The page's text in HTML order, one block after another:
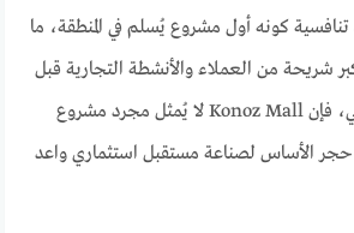
كونه أول مشروع يُسلم في المنطقة، ما
شريحة من العملاء والأنشطة التجارية قبل
أي منافس آخر. وبالتالي، فإن Konoz Mall لا يُمثل مجرد مشروع
الأساس لصناعة مستقبل استثماري واعد